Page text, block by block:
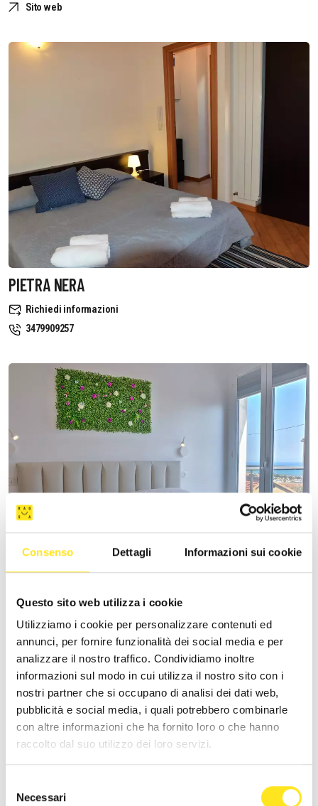
Consenso Dettagli Informazioni sui cookie
Questo sito web utilizza i cookie
Utilizziamo i cookie per personalizzare contenuti ed
annunci, per fornire funzionalità dei social media e per
analizzare il nostro traffico. Condividiamo inoltre
informazioni sul modo in cui utilizza il nostro sito con i
nostri partner che si occupano di analisi dei dati web,
pubblicità e social media, i quali potrebbero combinarle
con altre informazioni che ha fornito loro o che hanno
raccolto dal suo utilizzo dei loro servizi.
delNecessari
Sito web
PIETRA NERA
Richiedi informazioni
3479909257
VILLA VANI
+393335085250
Sito web